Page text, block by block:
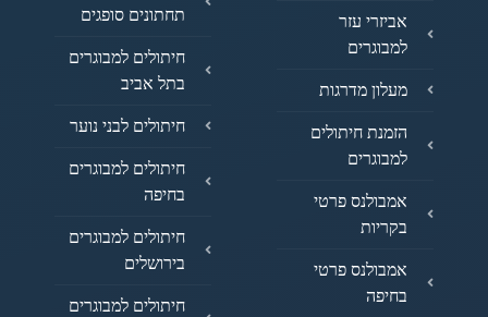
אביזרי עזר
למבוגרים
מעלון מדרגות
הזמנת חיתולים
למבוגרים
אמבולנס פרטי
בקריות
אמבולנס פרטי
בחיפה
תחתונים סופגים
חיתולים למבוגרים
בתל אביב
חיתולים לבני נוער
חיתולים למבוגרים
בחיפה
חיתולים למבוגרים
בירושלים
חיתולים למבוגרים